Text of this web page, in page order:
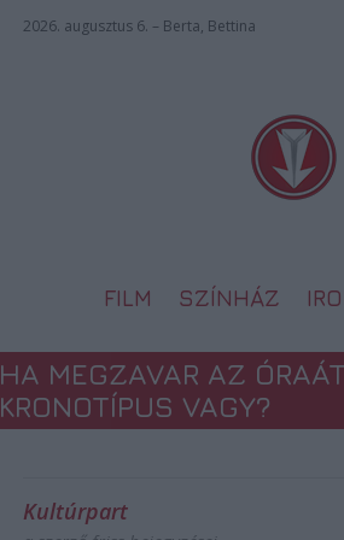
2026. augusztus 6. – Berta, Bettina
FILM SZÍNHÁZ
HA MEGZAVAR AZ
KRONOTÍPUS VAGY?
Kultúrpart